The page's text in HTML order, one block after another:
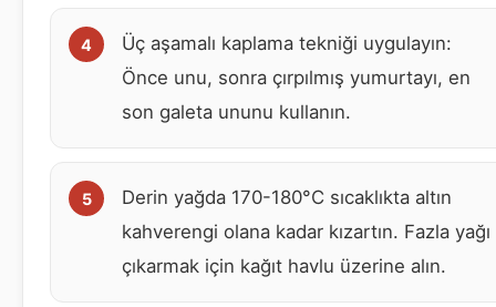
Üç aşamalı kaplama tekniği uygulayın:
Önce unu, sonra çırpılmış yumurtayı, en
son galeta ununu kullanın.
Derin yağda 170-180°C sıcaklıkta altın
kahverengi olana kadar kızartın. Fazla yağı
çıkarmak için kağıt havlu üzerine alın.